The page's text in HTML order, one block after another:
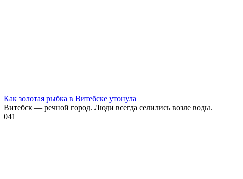
Как золотая рыбка в Витебске утонула
Витебск — речной город. Люди всегда селились возле воды.
041